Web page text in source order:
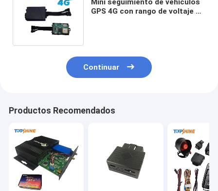
GPS 4G con rango de voltaje de
Continuar
Productos Recomendados